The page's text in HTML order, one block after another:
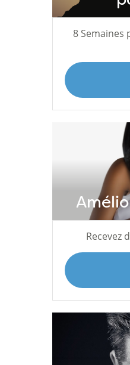
8 Semaines
Recevez